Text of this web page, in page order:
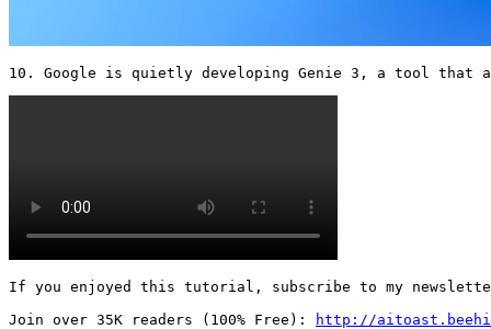
If you enjoyed this tutorial, subscribe to my
Join over 35K readers (100% Free):
http://